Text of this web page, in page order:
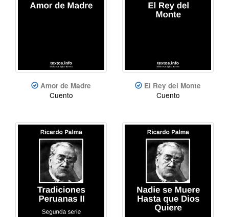
Amor de Madre
Cuento
El Rey del Monte
Cuento